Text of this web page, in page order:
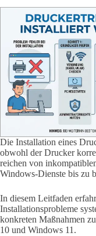
Die Installation eines
obwohl der Drucker
reichen von
Windows-Dienste bis zu
In diesem Leitfaden
Installationsprobleme
konkreten Maßnahmen
10 und Windows 11.